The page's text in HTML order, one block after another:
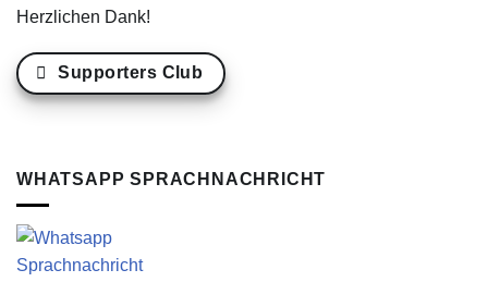
Herzlichen Dank!
Supporters Club
WHATSAPP SPRACHNACHRICHT